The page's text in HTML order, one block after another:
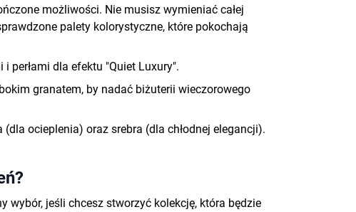
możliwości. Nie musisz wymieniać całej
palety kolorystyczne, które pokochają
i perłami dla efektu "Quiet Luxury".
granatem, by nadać biżuterii wieczorowego
(dla ocieplenia) oraz srebra (dla chłodnej elegancji).
wybór, jeśli chcesz stworzyć kolekcję, która będzie